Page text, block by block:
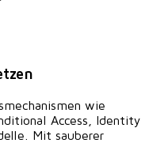
wie
Access, Identity
Mit sauberer